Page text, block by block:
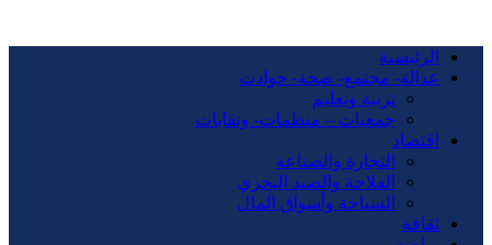
الرئيسية
عدالة- مجتمع- صحة- حوادت
تربية وتعليم
جمعيات – منظمات- ونقابات
اقتصاد
التجارة والصناعة
الفلاحة والصيد البحري
السياحة وأسواق المال
ثقافة